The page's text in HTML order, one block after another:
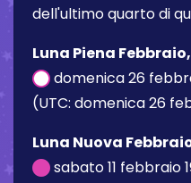
dell'ultimo quarto di
Luna Piena Febbraio,
domenica 26
(UTC: domenica 26
Luna Nuova
sabato 11 febbraio